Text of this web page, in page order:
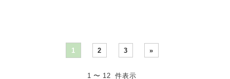
1 2 3 »
1 〜 12 件表示